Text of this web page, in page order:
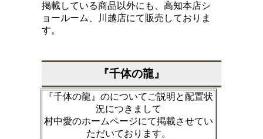
掲載している商品以外にも、 高知本店シ
ョールーム、川越店にて販売しておりま
す。
『千体の龍』
『千体の龍』のについてご説明と配置状
況につきまして
村中愛のホームページにて掲載させてい
ただいております。